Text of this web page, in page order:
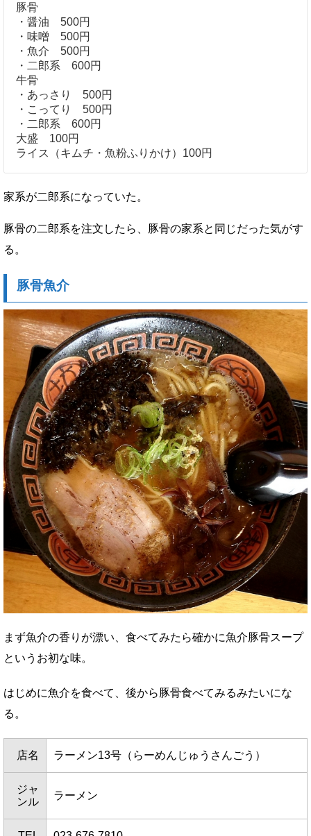
豚骨
・醤油 500円
・味噌 500円
・魚介 500円
・二郎系 600円
牛骨
・あっさり 500円
・こってり 500円
・二郎系 600円
大盛 100円
ライス（キムチ・魚粉ふりかけ）100円
家系が二郎系になっていた。
豚骨の二郎系を注文したら、豚骨の家系と同じだった気がす
る。
豚骨魚介
まず魚介の香りが漂い、食べてみたら確かに魚介豚骨スープ
というお初な味。
はじめに魚介を食べて、後から豚骨食べてみるみたいにな
る。
店名 ラーメン13号（らーめんじゅうさんごう）
ジャ
ンル
ラーメン